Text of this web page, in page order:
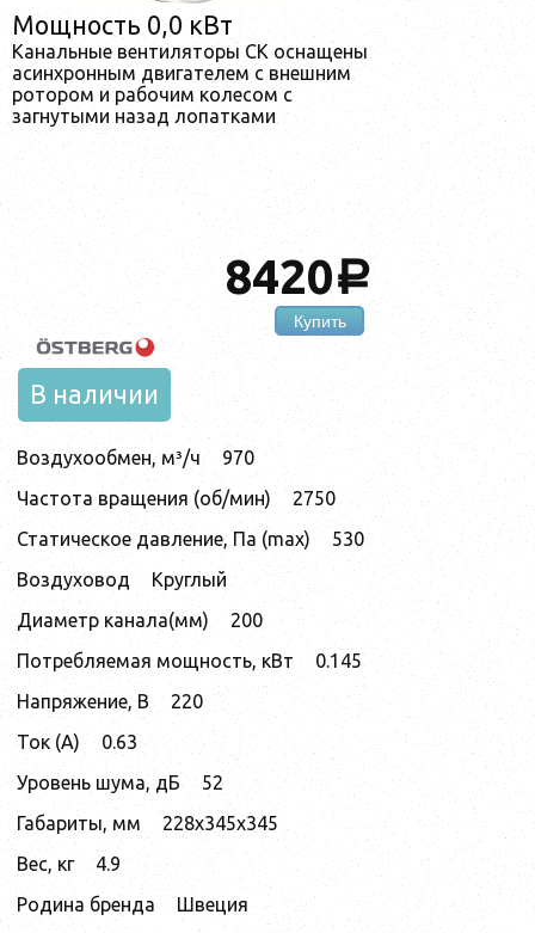
Мощность 0,0 кВт
Канальные вентиляторы CK оснащены
асинхронным двигателем с внешним
ротором и рабочим колесом с
загнутыми назад лопатками
8420a
Купить
В наличии
Воздухообмен, м³/ч
970
Частота вращения (об/мин)
2750
Статическое давление, Па (max)
530
Воздуховод
Круглый
Диаметр канала(мм)
200
Потребляемая мощность, кВт
0.145
Напряжение, В
220
Ток (А)
0.63
Уровень шума, дБ
52
Габариты, мм
228x345x345
Вес, кг
4.9
Родина бренда
Швеция